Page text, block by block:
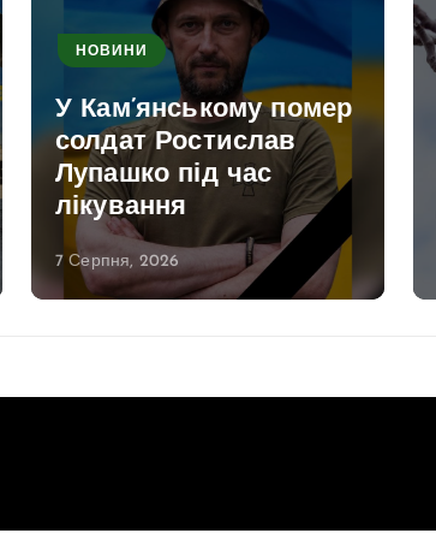
НОВИНИ
У Кам’янському помер
солдат Ростислав
Лупашко під час
лікування
7 Серпня, 2026